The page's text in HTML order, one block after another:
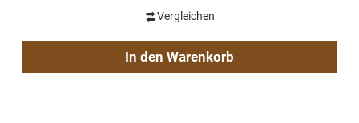
Vergleichen
In den Warenkorb